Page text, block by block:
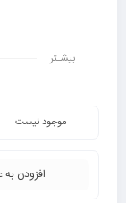
موجود نیست
افزودن
بیشـتر